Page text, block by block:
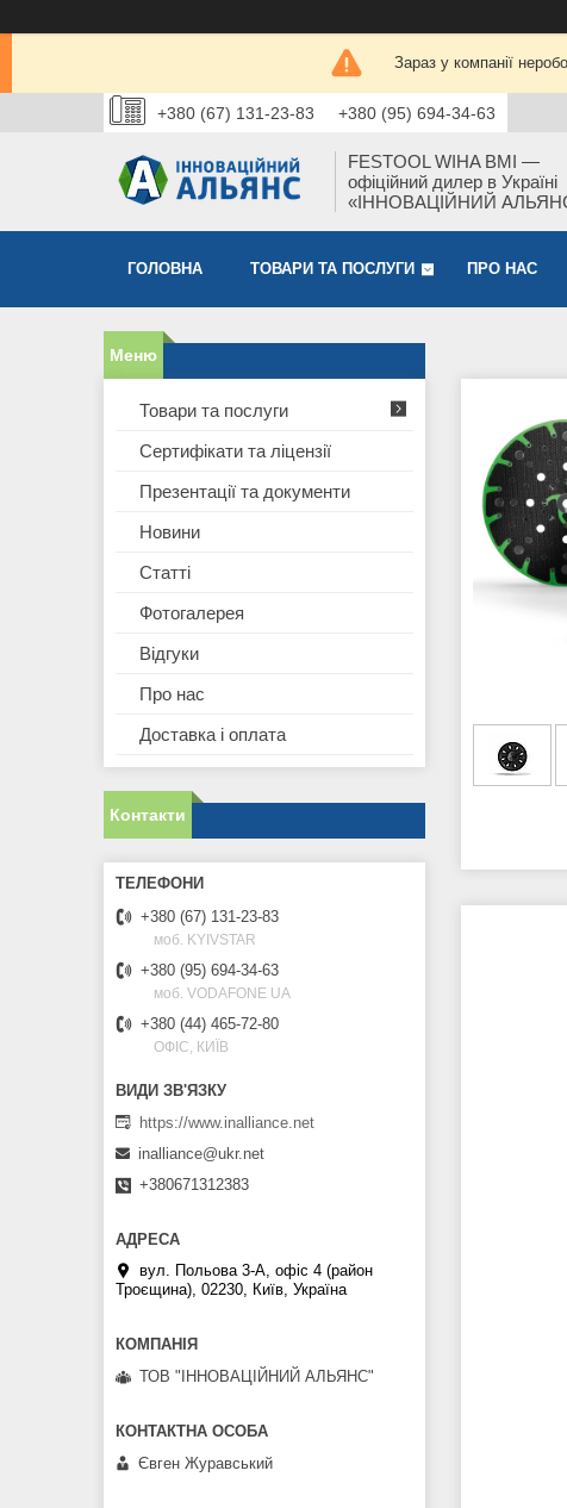
Зараз у компанії
+380 (67) 131-23-83 +380 (95) 694-34-63
FESTOOL WIHA BMI —
офіційний дилер в Україні
«ІННОВАЦІЙНИЙ
ГОЛОВНА ТОВАРИ ТА ПОСЛУГИ ПРО НАС
Товари та послуги
Сертифікати та ліцензії
Презентації та документи
Новини
Статті
Фотогалерея
Відгуки
Про нас
Доставка і оплата
Контакти
+380 (67) 131-23-83
моб. KYIVSTAR
+380 (95) 694-34-63
моб. VODAFONE UA
+380 (44) 465-72-80
ОФІС, КИЇВ
https://www.inalliance.net
inalliance@ukr.net
+380671312383
вул. Польова 3-А, офіс 4 (район
Троєщина), 02230, Київ, Україна
ТОВ "ІННОВАЦІЙНИЙ АЛЬЯНС"
Євген Журавський